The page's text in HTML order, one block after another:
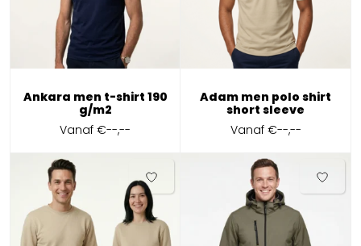
Ankara men t-shirt 190
g/m2
Vanaf€--,--
Adam men polo shirt
short sleeve
Vanaf €--,--